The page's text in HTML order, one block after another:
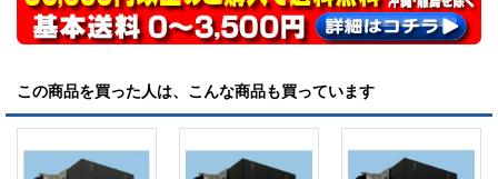
この商品を買った人は、こんな商品も買っています